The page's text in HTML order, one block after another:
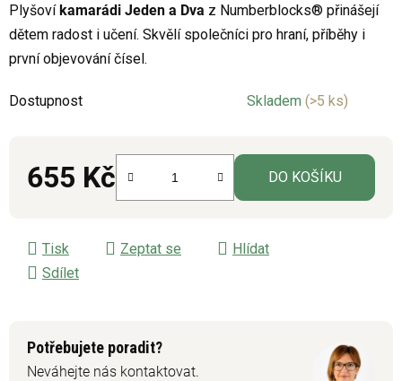
je
0,0
z
hvězdiček.
Plyšovíkamarádi Jeden a Dva z Numberblocks® přinášejí
dětem radost i učení. Skvělí společníci pro hraní, příběhy i
první objevování čísel.
Dostupnost Skladem (>5 ks)
655 Kč DO KOŠÍKU
Tisk Zeptat se
Hlídat
Sdílet
Potřebujete poradit?
Neváhejte nás kontaktovat.